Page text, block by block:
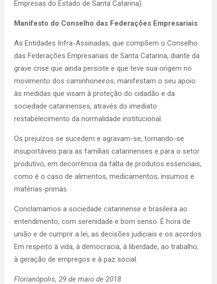
Empresas do Estado de Santa Catarina).
Manifesto do Conselho das Federações Empresariais
As Entidades Infra-Assinadas, que compõem o Conselho
das Federações Empresariais de Santa Catarina, diante da
grave crise que ainda persiste e que teve sua origem no
movimento dos caminhoneiros, manifestam o seu apoio
às medidas que visam à proteção do cidadão e da
sociedade catarinenses, através do imediato
restabelecimento da normalidade institucional.
Os prejuízos se sucedem e agravam-se, tornando-se
insuportáveis para as famílias catarinenses e para o setor
produtivo, em decorrência da falta de produtos essenciais,
como é o caso de alimentos, medicamentos, insumos e
matérias-primas.
Conclamamos a sociedade catarinense e brasileira ao
entendimento, com serenidade e bom senso. É hora de
união e de cumprir a lei, as decisões judiciais e os acordos.
Em respeito à vida, à democracia, à liberdade, ao trabalho,
à geração de empregos e à paz social.
Florianópolis, 29 de maio de 2018